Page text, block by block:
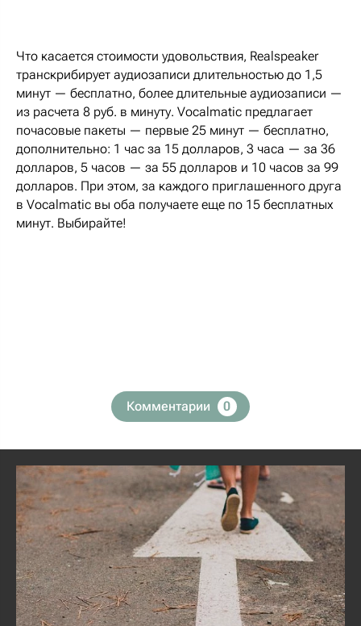
Что касается стоимости удовольствия, Realspeaker
транскрибирует аудиозаписи длительностью до 1,5
минут — бесплатно, более длительные аудиозаписи —
из расчета 8 руб. в минуту. Vocalmatic предлагает
почасовые пакеты — первые 25 минут — бесплатно,
дополнительно: 1 час за 15 долларов, 3 часа — за 36
долларов, 5 часов — за 55 долларов и 10 часов за 99
долларов. При этом, за каждого приглашенного друга
в Vocalmatic вы оба получаете еще по 15 бесплатных
минут. Выбирайте!
Комментарии 0